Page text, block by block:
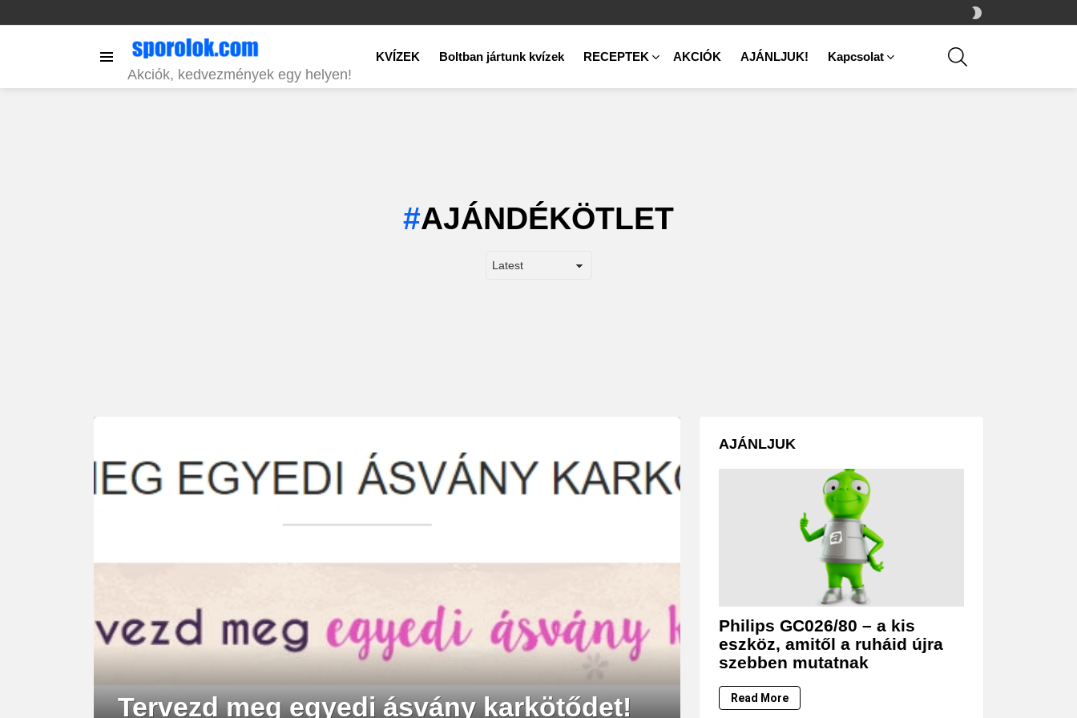
SKIN
Akciók, kedvezmények egy helyen!
KVÍZEK Boltban jártunk kvízek RECEPTEK AKCIÓK AJÁNLJUK! Kapcsolat
AJÁNDÉKÖTLET
STORY
Tervezd meg egyedi ásvány karkötődet!
AJÁNLJUK
Philips GC026/80 – a kis
eszköz, amitől a ruháid újra
szebben mutatnak
Read More